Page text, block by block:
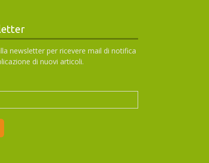
newsletter per ricevere mail di notifica
di nuovi articoli.